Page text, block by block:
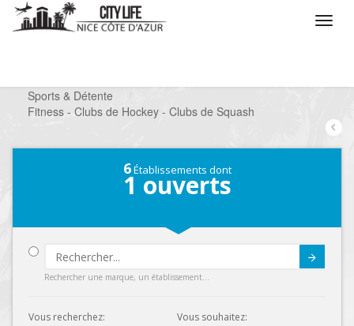
Sports & Détente
/
Fitness - Clubs de Hockey - Clubs de Squash
6Établissements dont
1 ouverts
Rechercher une marque, un établissement...
Vous recherchez:
Vous souhaitez: